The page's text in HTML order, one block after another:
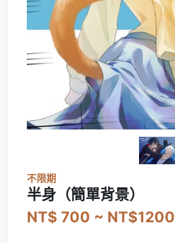
不限期
半身（簡單背景）
NT$ 700 ~ NT$1200